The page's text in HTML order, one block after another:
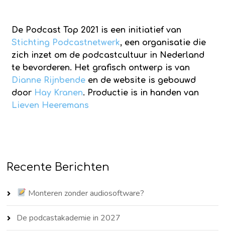
De Podcast Top 2021 is een initiatief van
Stichting Podcastnetwerk, een organisatie die
zich inzet om de podcastcultuur in Nederland
te bevorderen. Het grafisch ontwerp is van
Dianne Rijnbende en de website is gebouwd
door Hay Kranen. Productie is in handen van
Lieven Heeremans
Recente Berichten
Monteren zonder audiosoftware?
De podcastakademie in 2027